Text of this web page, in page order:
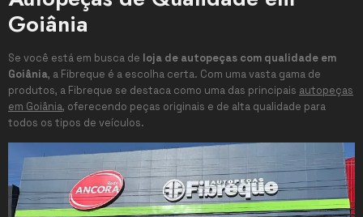
Goiânia
Se você está em busca de loja de autopeças com qualidade em
Goiânia, a Fibreque é a escolha certa. Com uma vasta gama de
produtos, a Fibreque se destaca como uma das principais autopeças
em Goiânia, oferecendo peças originais e de alta qualidade para
todos os tipos de veículos.